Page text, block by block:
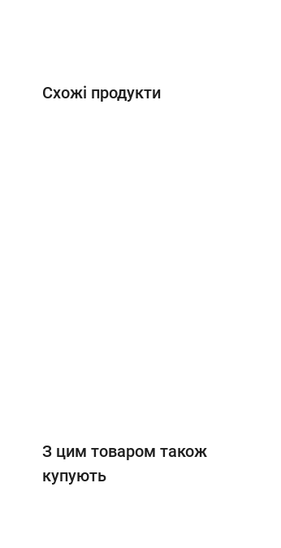
Схожі продукти
З цим товаром також
купують